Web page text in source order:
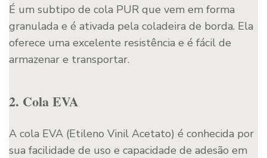
É um subtipo de cola PUR que vem em forma
granulada e é ativada pela coladeira de borda. Ela
oferece uma excelente resistência e é fácil de
armazenar e transportar.
2. Cola EVA
A cola EVA (Etileno Vinil Acetato) é conhecida por
sua facilidade de uso e capacidade de adesão em